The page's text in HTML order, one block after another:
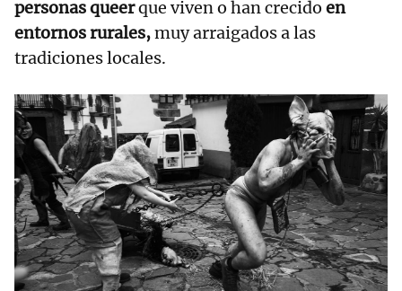
personas queerque viven o han crecido en
entornos rurales,muy arraigados a las
tradiciones locales.